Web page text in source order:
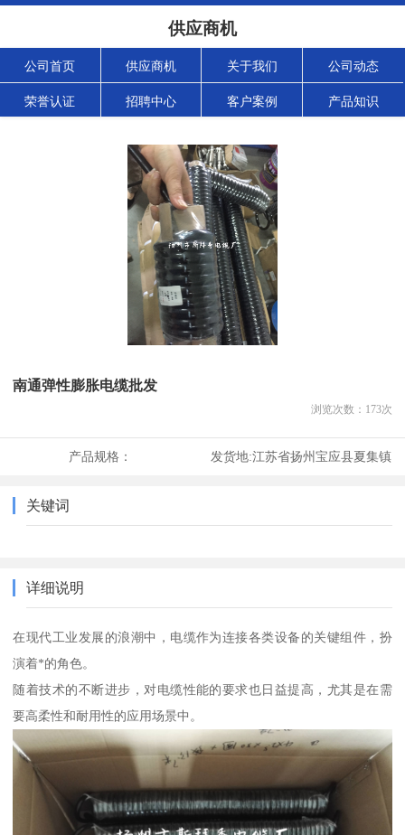
供应商机
公司首页 供应商机 关于我们 公司动态
荣誉认证 招聘中心 客户案例 产品知识
南通弹性膨胀电缆批发
浏览次数： 173次
产品规格： 发货地:江苏省扬州宝应县夏集镇
关键词
详细说明
在现代工业发展的浪潮中，电缆作为连接各类设备的关键组件，扮
演着*的角色。
随着技术的不断进步，对电缆性能的要求也日益提高，尤其是在需
要高柔性和耐用性的应用场景中。